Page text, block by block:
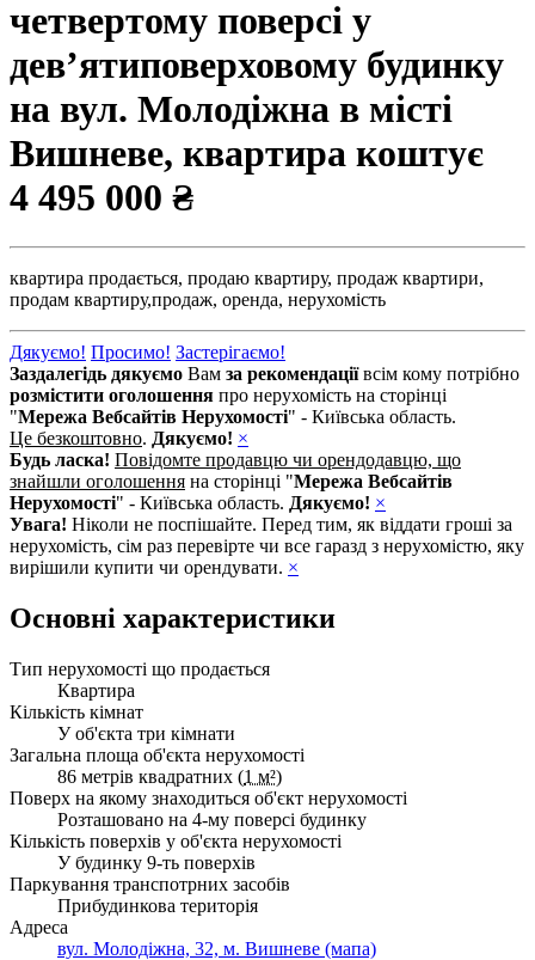
четвертому поверсі у
дев’ятиповерховому будинку
на вул. Молодіжна в місті
Вишневе, квартира коштує
4 495 000 ₴
квартира продається, продаю квартиру, продаж квартири,
продам квартиру,продаж, оренда, нерухомість
Дякуємо! Просимо! Застерігаємо!
Заздалегідь дякуємо Вам за рекомендаціївсім кому потрібно
розмістити оголошення про нерухомість на сторінці
"Мережа Вебсайтів Нерухомості" - Київська область.
Це безкоштовно. Дякуємо! ×
Будь ласка! Повідомте продавцю чи орендодавцю, що
знайшли оголошення на сторінці "Мережа Вебсайтів
Нерухомості" - Київська область. Дякуємо! ×
Увага! Ніколи не поспішайте. Перед тим, як віддати гроші за
нерухомість, сім раз перевірте чи все гаразд з нерухомістю, яку
вирішили купити чи орендувати. ×
Основні характеристики
Тип нерухомості що продається
Квартира
Кількість кімнат
У об'єкта три кімнати
Загальна площа об'єкта нерухомості
86 метрів квадратних (1 м²)
Поверх на якому знаходиться об'єкт нерухомості
Розташовано на 4-му поверсі будинку
Кількість поверхів у об'єкта нерухомості
У будинку 9-ть поверхів
Паркування транспотрних засобів
Прибудинкова територія
Адреса
вул. Молодіжна, 32, м. Вишневе (мапа)